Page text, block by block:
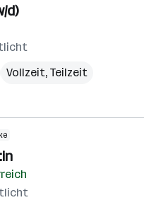
d)
Vollzeit, Teilzeit